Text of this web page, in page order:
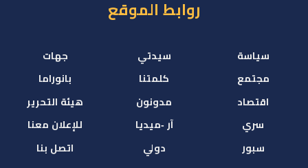
روابط الموقع
سياسة
مجتمع
اقتصاد
سري
سبور
سيدتي
كلمتنا
مدونون
آر -ميديا
دولي
جهات
بانوراما
هيئة التحرير
للإعلان معنا
اتصل بنا